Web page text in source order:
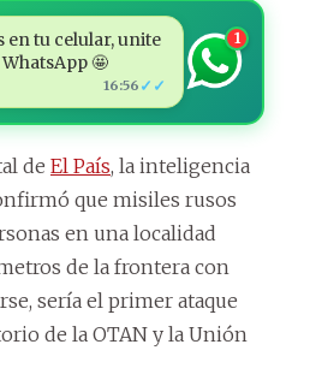
en tu celular, unite
🤩
16:56 ✓✓
1
de El País, la inteligencia
que misiles rusos
en una localidad
de la frontera con
sería el primer ataque
de la OTAN y la Unión